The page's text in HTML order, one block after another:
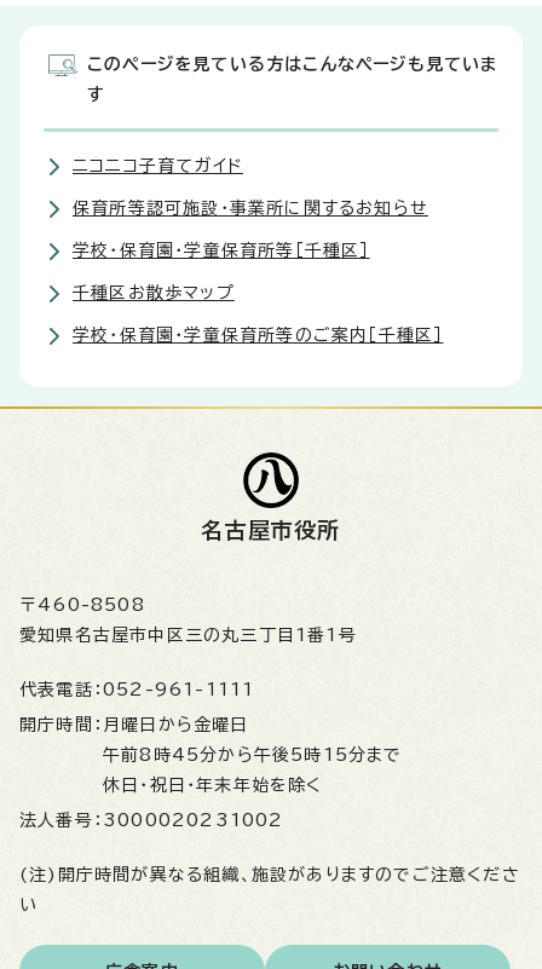
このページを見ている方はこんなページも見ていま
す
ニコニコ子育てガイド
保育所等認可施設・事業所に関するお知らせ
学校・保育園・学童保育所等［千種区］
千種区お散歩マップ
学校・保育園・学童保育所等のご案内［千種区］
名古屋市役所
〒460-8508
愛知県名古屋市中区三の丸三丁目1番1号
代表電話： 052-961-1111
開庁時間： 月曜日から金曜日
午前8時45分から午後5時15分まで
休日・祝日・年末年始を除く
法人番号： 3000020231002
(注)開庁時間が異なる組織、施設がありますのでご注意くださ
い